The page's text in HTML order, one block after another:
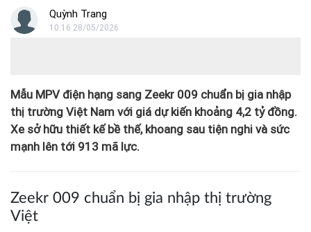
Quỳnh Trang
10:16 28/05/2026
Mẫu MPV điện hạng sang Zeekr 009 chuẩn bị gia nhập
thị trường Việt Nam với giá dự kiến khoảng 4,2 tỷ đồng.
Xe sở hữu thiết kế bề thế, khoang sau tiện nghi và sức
mạnh lên tới 913 mã lực.
Zeekr 009 chuẩn bị gia nhập thị trường
Việt